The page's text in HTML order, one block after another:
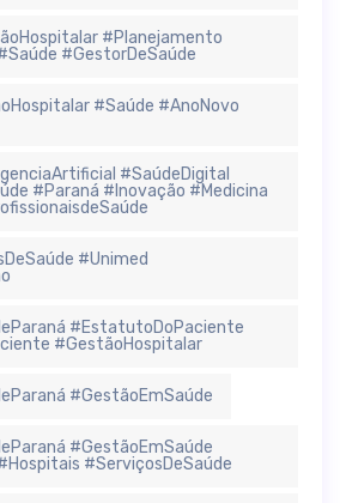
#Planejamento
#GestorDeSaúde
#Saúde #AnoNovo
#SaúdeDigital
#Paraná #Inovação #Medicina
#Unimed
#EstatutoDoPaciente
#GestãoHospitalar
#GestãoEmSaúde
#GestãoEmSaúde
#ServiçosDeSaúde